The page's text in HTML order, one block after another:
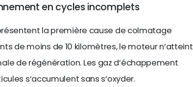
en cycles incomplets
la première cause de colmatage
de moins de 10 kilomètres, le moteur n’atteint
de régénération. Les gaz d’échappement
s’accumulent sans s’oxyder.